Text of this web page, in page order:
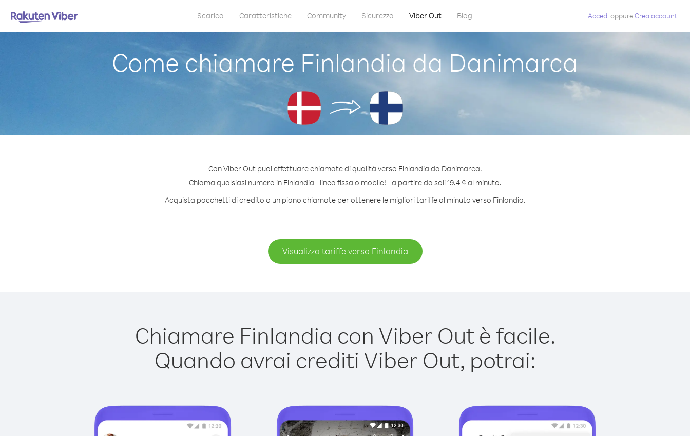
Scarica Caratteristiche Community Sicurezza Viber Out Blog Accedi oppureCrea account
Come chiamare Finlandia da Danimarca
Con Viber Out puoi effettuare chiamate di qualità verso Finlandia da Danimarca.
Chiama qualsiasi numero in Finlandia - linea fissa o mobile! - a partire da soli 19.4 ¢ al minuto.
Acquista pacchetti di credito o un piano chiamate per ottenere le migliori tariffe al minuto verso Finlandia.
Visualizza tariffe verso Finlandia
Chiamare Finlandia con Viber Out è facile.
Quando avrai crediti Viber Out, potrai: